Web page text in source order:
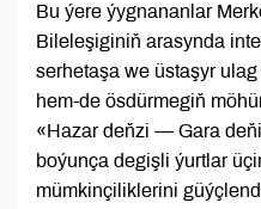
Bu ýere ýygnananlar
Bileleşiginiň arasynda
serhetaşa we üstaşyr
hem-de ösdürmegiň
«Hazar deňzi — Gara
boýunça degişli ýurtlar
mümkinçiliklerini